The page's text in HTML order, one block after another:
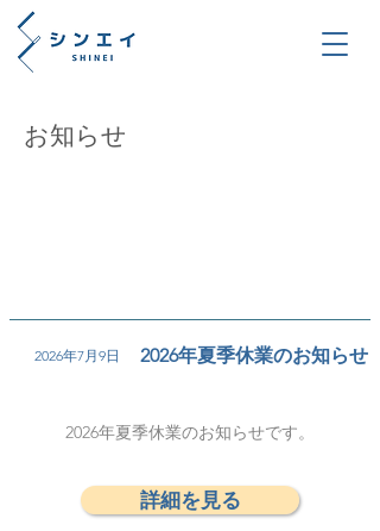
お知らせ
2026年7月9日 2026年夏季休業のお知らせ
2026年夏季休業のお知らせです。
詳細を見る